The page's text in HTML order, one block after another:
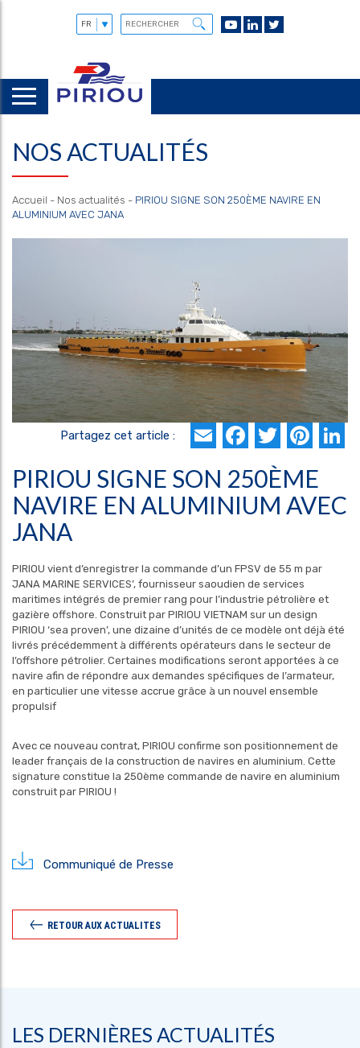
NOS ACTUALITÉS
Accueil - Nos actualités - PIRIOU SIGNE SON 250ÈME NAVIRE EN
ALUMINIUM AVEC JANA
Partagez cet article : Email
PIRIOU SIGNE SON 250ÈME
NAVIRE EN ALUMINIUM AVEC
JANA
PIRIOU vient d’enregistrer la commande d’un FPSV de 55 m par
JANA MARINE SERVICES’, fournisseur saoudien de services
maritimes intégrés de premier rang pour l’industrie pétrolière et
gazière offshore. Construit par PIRIOU VIETNAM sur un design
PIRIOU ‘sea proven’, une dizaine d’unités de ce modèle ont déjà été
livrés précédemment à différents opérateurs dans le secteur de
l’offshore pétrolier. Certaines modifications seront apportées à ce
navire afin de répondre aux demandes spécifiques de l’armateur,
en particulier une vitesse accrue grâce à un nouvel ensemble
propulsif
Avec ce nouveau contrat, PIRIOU confirme son positionnement de
leader français de la construction de navires en aluminium. Cette
signature constitue la 250ème commande de navire en aluminium
construit par PIRIOU !
Communiqué de Presse
RETOUR AUX ACTUALITES
LES DERNIÈRES ACTUALITÉS